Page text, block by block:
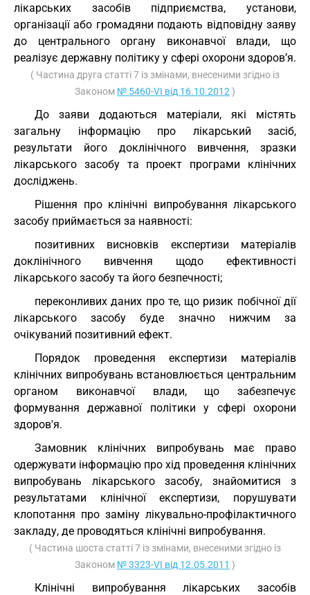
лікарських засобів підприємства, установи,
організації або громадяни подають відповідну заяву
до центрального органу виконавчої влади, що
реалізує державну політику у сфері охорони здоров’я.
( Частина друга статті 7 із змінами, внесеними згідно із
Законом № 5460-VI від 16.10.2012 )
До заяви додаються матеріали, які містять
загальну інформацію про лікарський засіб,
результати його доклінічного вивчення, зразки
лікарського засобу та проект програми клінічних
досліджень.
Рішення про клінічні випробування лікарського
засобу приймається за наявності:
позитивних висновків експертизи матеріалів
доклінічного вивчення щодо ефективності
лікарського засобу та його безпечності;
переконливих даних про те, що ризик побічної дії
лікарського засобу буде значно нижчим за
очікуваний позитивний ефект.
Порядок проведення експертизи матеріалів
клінічних випробувань встановлюється центральним
органом виконавчої влади, що забезпечує
формування державної політики у сфері охорони
здоров'я.
Замовник клінічних випробувань має право
одержувати інформацію про хід проведення клінічних
випробувань лікарського засобу, знайомитися з
результатами клінічної експертизи, порушувати
клопотання про заміну лікувально-профілактичного
закладу, де проводяться клінічні випробування.
( Частина шоста статті 7 із змінами, внесеними згідно із
Законом № 3323-VI від 12.05.2011 )
Клінічні випробування лікарських засобів